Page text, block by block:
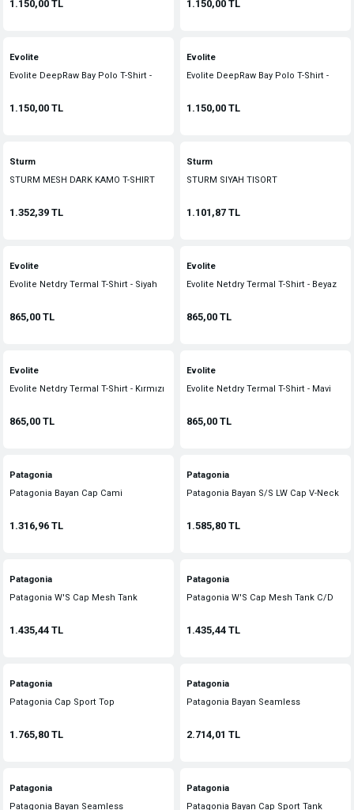
1.150,00 TL 1.150,00 TL
Evolite
Evolite DeepRaw Bay Polo T-Shirt -
1.150,00 TL
Evolite
Evolite DeepRaw Bay Polo T-Shirt -
1.150,00 TL
Sturm
STURM MESH DARK KAMO T-SHIRT
1.352,39 TL
Sturm
STURM SIYAH TISORT
1.101,87 TL
Evolite
Evolite Netdry Termal T-Shirt - Siyah
865,00 TL
Evolite
Evolite Netdry Termal T-Shirt - Beyaz
865,00 TL
Evolite
Evolite Netdry Termal T-Shirt - Kırmızı
865,00 TL
Evolite
Evolite Netdry Termal T-Shirt - Mavi
865,00 TL
Patagonia
Patagonia Bayan Cap Cami
1.316,96 TL
Patagonia
Patagonia Bayan S/S LW Cap V-Neck
1.585,80 TL
Patagonia
Patagonia W'S Cap Mesh Tank
1.435,44 TL
Patagonia
Patagonia W'S Cap Mesh Tank C/D
1.435,44 TL
Patagonia
Patagonia Cap Sport Top
1.765,80 TL
Patagonia
Patagonia Bayan Seamless
2.714,01 TL
Patagonia
Patagonia Bayan Seamless
Patagonia
Patagonia Bayan Cap Sport Tank